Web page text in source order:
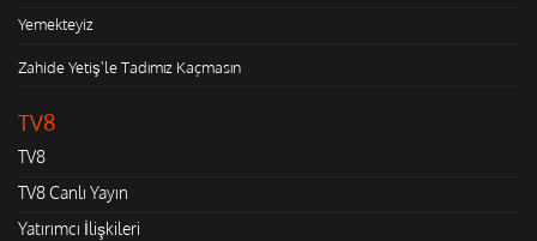
Yemekteyiz
Zahide Yetiş'le Tadımız Kaçmasın
TV8
TV8
TV8 Canlı Yayın
Yatırımcı İlişkileri